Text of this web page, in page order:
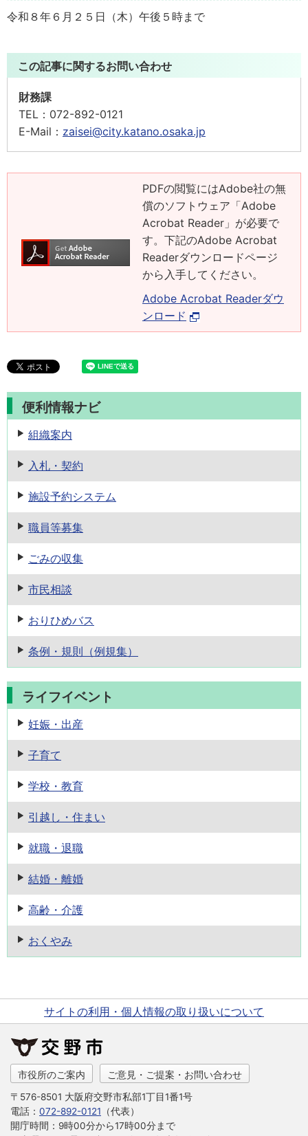
令和８年６月２５日（木）午後５時まで
この記事に関するお問い合わせ
財務課
TEL： 072-892-0121
E-Mail： zaisei@city.katano.osaka.jp
PDFの閲覧にはAdobe社の無
償のソフトウェア「Adobe
Acrobat Reader」が必要で
す。下記のAdobe Acrobat
Readerダウンロードページ
から入手してください。
Adobe Acrobat Readerダウ
ンロード
便利情報ナビ
組織案内
入札・契約
施設予約システム
職員等募集
ごみの収集
市民相談
おりひめバス
条例・規則 （例規集）
ライフイベント
妊娠・出産
子育て
学校・教育
引越し・住まい
就職・退職
結婚・離婚
高齢・介護
おくやみ
サイトの利用・個人情報の取り扱いについて
市役所のご案内 ご意見・ご提案・お問い合わせ
〒576-8501 大阪府交野市私部1丁目1番1号
電話： 072-892-0121 （代表）
開庁時間：9時00分から17時00分まで